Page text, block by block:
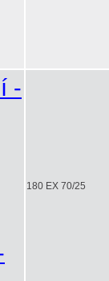
-
180 EX 70/25